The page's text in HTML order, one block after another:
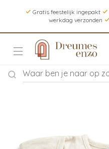
Gratis feestelijk ingepakt
werkdag verzonden